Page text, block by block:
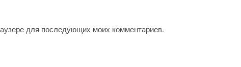
для последующих моих комментариев.